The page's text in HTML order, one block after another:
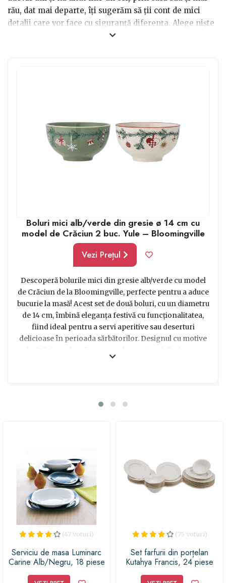
rău, dat mai departe, îți sugerăm să ții cont de mici
detalii care vor face cu siguranță diferența. Alege niște
vase de calitate, care să poată fi folosite atât în cuptorul
Boluri mici alb/verde din gresie ø 14 cm cu
model de Crăciun 2 buc. Yule – Bloomingville
Vezi Prețul
Descoperă bolurile mici din gresie alb/verde cu model
de Crăciun de la Bloomingville, perfecte pentru a aduce
bucurie la masă! Acest set de două boluri, cu un diametru
de 14 cm, îmbină eleganța festivă cu funcționalitatea,
fiind ideal pentru a servi aperitive sau deserturi
delicioase în perioada sărbătorilor. Designul cu motive
de Crăciun adaugă un strop de magie oricărei mese,
(47 voturi)
Serviciu de masa Luminarc
Carine Alb/Negru, 18 piese
(75 voturi)
Set farfurii din porțelan
Kutahya Francis, 24 piese